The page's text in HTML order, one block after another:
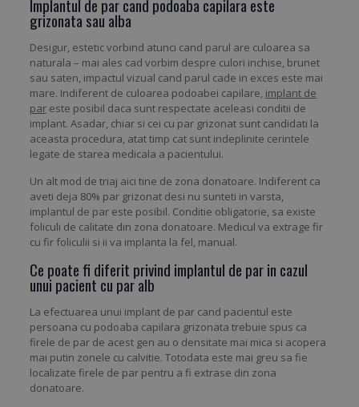
Implantul de par cand podoaba capilara este
grizonata sau alba
Desigur, estetic vorbind atunci cand parul are culoarea sa
naturala – mai ales cad vorbim despre culori inchise, brunet
sau saten, impactul vizual cand parul cade in exces este mai
mare. Indiferent de culoarea podoabei capilare, implant de
pareste posibil daca sunt respectate aceleasi conditii de
implant. Asadar, chiar si cei cu par grizonat sunt candidati la
aceasta procedura, atat timp cat sunt indeplinite cerintele
legate de starea medicala a pacientului.
Un alt mod de triaj aici tine de zona donatoare. Indiferent ca
aveti deja 80% par grizonat desi nu sunteti in varsta,
implantul de par este posibil. Conditie obligatorie, sa existe
foliculi de calitate din zona donatoare. Medicul va extrage fir
cu fir foliculii si ii va implanta la fel, manual.
Ce poate fi diferit privind implantul de par in cazul
unui pacient cu par alb
La efectuarea unui implant de par cand pacientul este
persoana cu podoaba capilara grizonata trebuie spus ca
firele de par de acest gen au o densitate mai mica si acopera
mai putin zonele cu calvitie. Totodata este mai greu sa fie
localizate firele de par pentru a fi extrase din zona
donatoare.